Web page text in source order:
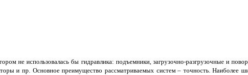
не использовалась бы гидравлика: подъемники, загрузочно-разгрузочные и
и пр. Основное преимущество рассматриваемых систем – точность. Наиболее